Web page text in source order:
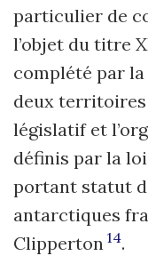
particulier de
l’objet du titre
complété par
deux
législatif et
définis par la loi
portant statut
antarctiques
Clipperton 14.